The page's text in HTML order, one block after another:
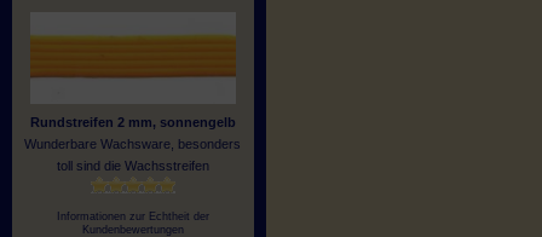
Rundstreifen 2 mm, sonnengelb
Wunderbare Wachsware, besonders
toll sind die Wachsstreifen
Informationen zur Echtheit der
Kundenbewertungen